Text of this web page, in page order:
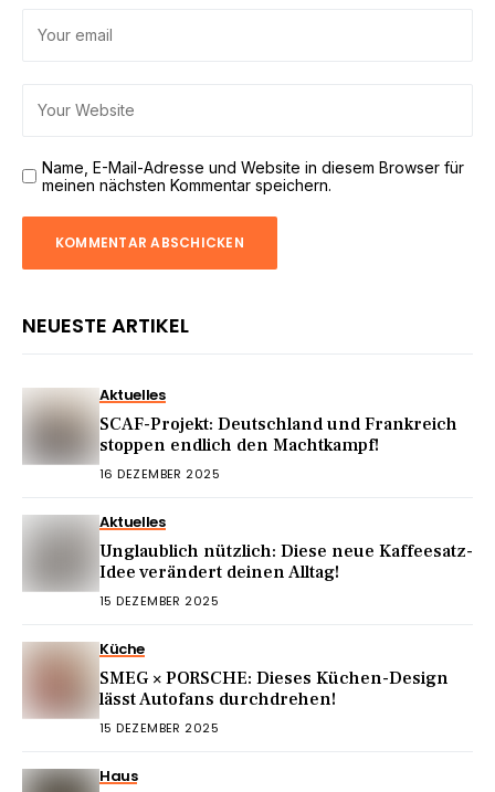
Name, E-Mail-Adresse und Website in diesem Browser für
meinen nächsten Kommentar speichern.
NEUESTE ARTIKEL
Aktuelles
SCAF-Projekt: Deutschland und Frankreich
stoppen endlich den Machtkampf!
16 DEZEMBER 2025
Aktuelles
Unglaublich nützlich: Diese neue Kaffeesatz-
Idee verändert deinen Alltag!
15 DEZEMBER 2025
Küche
SMEG × PORSCHE: Dieses Küchen-Design
lässt Autofans durchdrehen!
15 DEZEMBER 2025
Haus